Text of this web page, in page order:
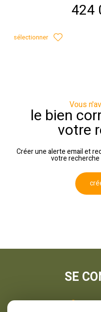
424
sélectionner
Vous
le bien
votre
Créer une alerte email et
votre recherche
SE